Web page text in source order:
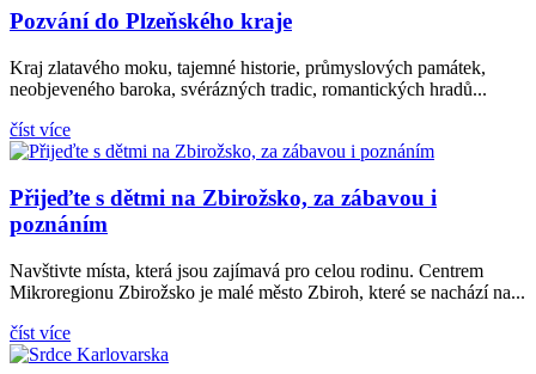
Pozvání do Plzeňského kraje
Kraj zlatavého moku, tajemné historie, průmyslových památek,
neobjeveného baroka, svérázných tradic, romantických hradů...
číst více
Přijeďte s dětmi na Zbirožsko, za zábavou i
poznáním
Navštivte místa, která jsou zajímavá pro celou rodinu. Centrem
Mikroregionu Zbirožsko je malé město Zbiroh, které se nachází na...
číst více